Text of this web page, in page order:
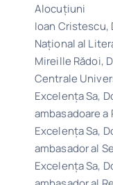
Alocuțiuni
Ioan Cristescu,
Național al
Mireille Rădoi,
Centrale
Excelența Sa,
ambasadoare
Excelența Sa,
ambasador al
Excelența Sa,